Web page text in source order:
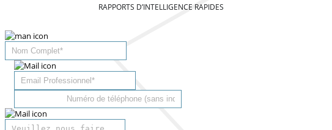
RAPPORTS D’INTELLIGENCE RAPIDES